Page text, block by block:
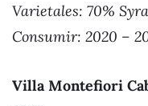
Varietales: 70%
Consumir: 2020 –
Villa Montefiori